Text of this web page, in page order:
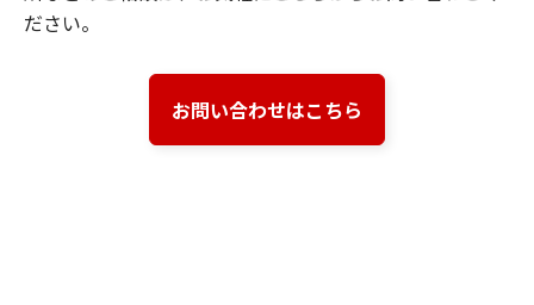
ださい。
お問い合わせはこちら